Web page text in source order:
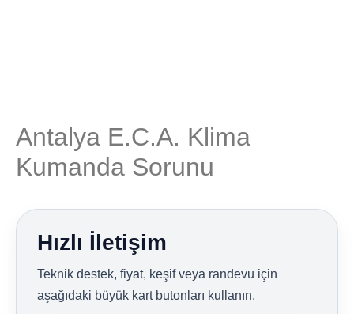
Antalya E.C.A. Klima
Kumanda Sorunu
Hızlı İletişim
Teknik destek, fiyat, keşif veya randevu için
aşağıdaki büyük kart butonları kullanın.